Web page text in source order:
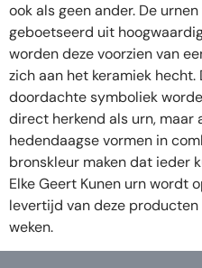
ook als geen ander. De
geboetseerd uit
worden deze voorzien van
zich aan het keramiek
doordachte symboliek
direct herkend als urn, maar
hedendaagse vormen in
bronskleur maken dat ieder
Elke Geert Kunen urn wordt
levertijd van deze
weken.